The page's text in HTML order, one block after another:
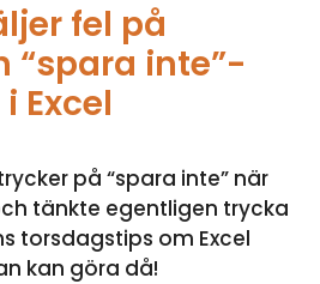
fel på
“spara inte”-
Excel
på “spara inte” när
tänkte egentligen trycka
torsdagstips om Excel
kan göra då!